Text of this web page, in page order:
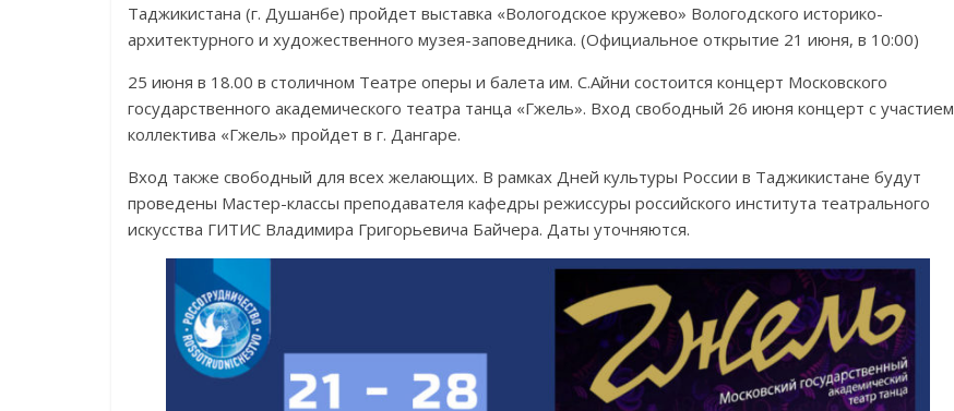
Таджикистана (г. Душанбе) пройдет выставка «Вологодское кружево» Вологодского историко-
архитектурного и художественного музея-заповедника. (Официальное открытие 21 июня, в 10:00)
25 июня в 18.00 в столичном Театре оперы и балета им. С.Айни состоится концерт Московского
государственного академического театра танца «Гжель». Вход свободный 26 июня концерт с участием
коллектива «Гжель» пройдет в г. Дангаре.
Вход также свободный для всех желающих. В рамках Дней культуры России в Таджикистане будут
проведены Мастер-классы преподавателя кафедры режиссуры российского института театрального
искусства ГИТИС Владимира Григорьевича Байчера. Даты уточняются.